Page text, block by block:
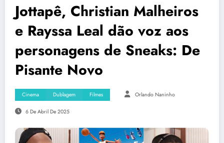
Jottapê, Christian Malheiros
e Rayssa Leal dão voz aos
personagens de Sneaks: De
Pisante Novo
Cinema Dublagem Filmes Orlando Naninho
6 De Abril De 2025